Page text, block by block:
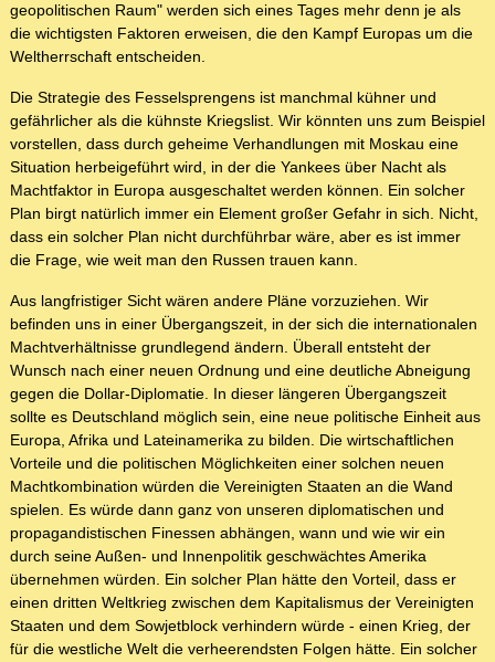
geopolitischen Raum" werden sich eines Tages mehr denn je als
die wichtigsten Faktoren erweisen, die den Kampf Europas um die
Weltherrschaft entscheiden.
Die Strategie des Fesselsprengens ist manchmal kühner und
gefährlicher als die kühnste Kriegslist. Wir könnten uns zum Beispiel
vorstellen, dass durch geheime Verhandlungen mit Moskau eine
Situation herbeigeführt wird, in der die Yankees über Nacht als
Machtfaktor in Europa ausgeschaltet werden können. Ein solcher
Plan birgt natürlich immer ein Element großer Gefahr in sich. Nicht,
dass ein solcher Plan nicht durchführbar wäre, aber es ist immer
die Frage, wie weit man den Russen trauen kann.
Aus langfristiger Sicht wären andere Pläne vorzuziehen. Wir
befinden uns in einer Übergangszeit, in der sich die internationalen
Machtverhältnisse grundlegend ändern. Überall entsteht der
Wunsch nach einer neuen Ordnung und eine deutliche Abneigung
gegen die Dollar-Diplomatie. In dieser längeren Übergangszeit
sollte es Deutschland möglich sein, eine neue politische Einheit aus
Europa, Afrika und Lateinamerika zu bilden. Die wirtschaftlichen
Vorteile und die politischen Möglichkeiten einer solchen neuen
Machtkombination würden die Vereinigten Staaten an die Wand
spielen. Es würde dann ganz von unseren diplomatischen und
propagandistischen Finessen abhängen, wann und wie wir ein
durch seine Außen- und Innenpolitik geschwächtes Amerika
übernehmen würden. Ein solcher Plan hätte den Vorteil, dass er
einen dritten Weltkrieg zwischen dem Kapitalismus der Vereinigten
Staaten und dem Sowjetblock verhindern würde - einen Krieg, der
für die westliche Welt die verheerendsten Folgen hätte. Ein solcher